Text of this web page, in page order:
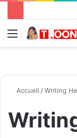
Menu
Accueil /Writing